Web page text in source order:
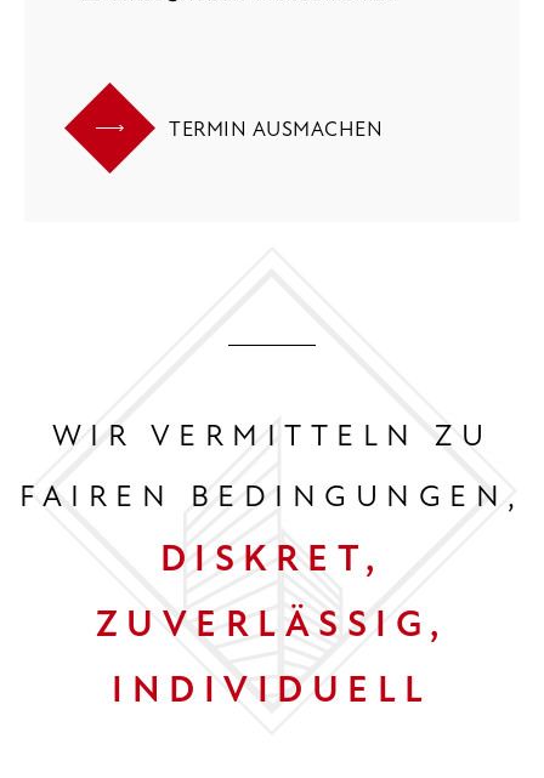
TERMIN AUSMACHEN
WIR VERMITTELN ZU
FAIREN BEDINGUNGEN,
DISKRET,
ZUVERLÄSSIG,
INDIVIDUELL